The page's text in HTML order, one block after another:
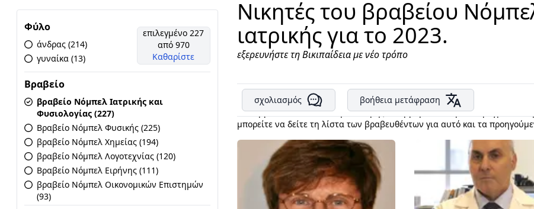
Φύλο
άνδρας (214)
γυναίκα (13)
επιλεγμένο 227
από 970
Καθαρίστε
Βραβείο
βραβείο Νόμπελ Ιατρικής και
Φυσιολογίας (227)
Βραβείο Νόμπελ Φυσικής (225)
βραβείο Νόμπελ Χημείας (194)
βραβείο Νόμπελ Λογοτεχνίας (120)
Βραβείο Νόμπελ Ειρήνης (111)
βραβείο Νόμπελ Οικονομικών Επιστημών
(93)
Νικητές του βραβείου
ιατρικής για το 2023.
εξερευνήστε τη Βικιπαίδεια με νέο τρόπο
σχολιασμός βοήθεια μετάφραση
Το Νόμπελ Φυσιολογίας ή Ιατρικής θα απονεμηθεί στην Ούγγρα Katalin
Οκτωβρίου 2023. Η τελετή απονομής του βραβείου Νόμπελ
μπορείτε να δείτε τη λίστα των βραβευθέντων για αυτό και τα